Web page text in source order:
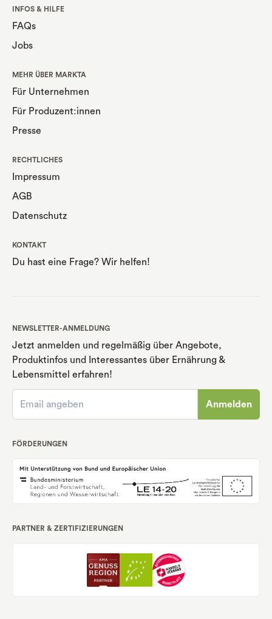
INFOS & HILFE
FAQs
Jobs
MEHR ÜBER MARKTA
Für Unternehmen
Für Produzent:innen
Presse
RECHTLICHES
Impressum
AGB
Datenschutz
KONTAKT
Du hast eine Frage? Wir helfen!
NEWSLETTER-ANMELDUNG
Jetzt anmelden und regelmäßig über Angebote,
Produktinfos und Interessantes über Ernährung &
Lebensmittel erfahren!
Anmelden
FÖRDERUNGEN
PARTNER & ZERTIFIZIERUNGEN